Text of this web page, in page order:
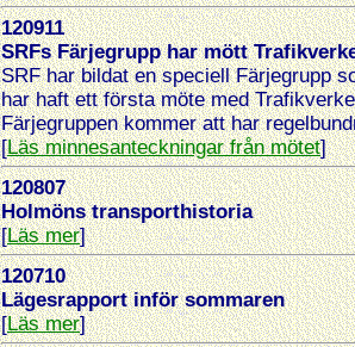
120911
SRFs Färjegrupp har mött
SRF har bildat en speciell Färjegrupp
har haft ett första möte med
Färjegruppen kommer att har
[Läs minnesanteckningar från mötet]
120807
Holmöns transporthistoria
[Läs mer]
120710
Lägesrapport inför sommaren
[Läs mer]